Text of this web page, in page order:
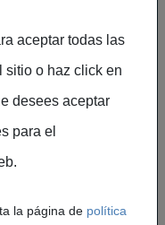
DE
LA
aceptar todas las
sitio o haz click en
desees aceptar
para el
la página de política